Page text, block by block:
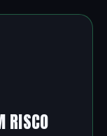
RISCO